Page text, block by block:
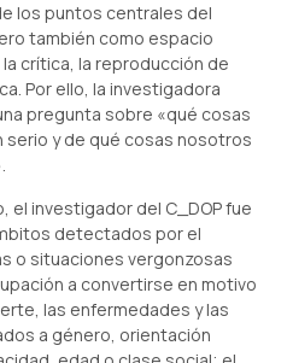
los puntos centrales del
también como espacio
crítica, la reproducción de
Por ello, la investigadora
pregunta sobre «qué cosas
y de qué cosas nosotros
el investigador del C_DOP fue
detectados por el
o situaciones vergonzosas
a convertirse en motivo
las enfermedades y las
a género, orientación